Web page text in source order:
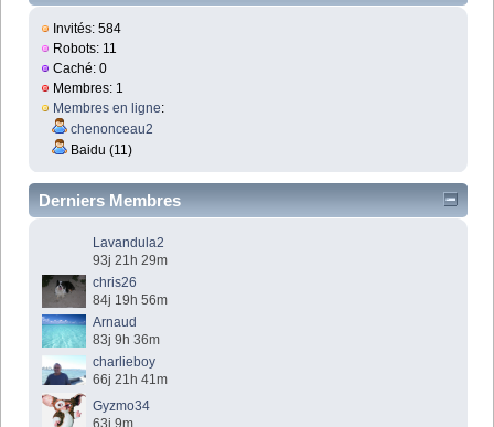
Invités: 584
Robots: 11
Caché: 0
Membres: 1
Membres en ligne:
chenonceau2
Baidu (11)
Derniers Membres
Lavandula2
93j 21h 29m
chris26
84j 19h 56m
Arnaud
83j 9h 36m
charlieboy
66j 21h 41m
Gyzmo34